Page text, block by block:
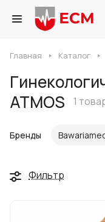
Главная Каталог
ATMOS
1
Бренды
Фильтр